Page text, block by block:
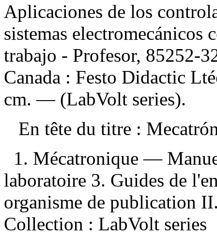
Aplicaciones de los
sistemas electromecánicos
trabajo - Profesor, 85252-
Canada : Festo Didactic
cm. — (LabVolt series).
En tête du titre :
1. Mécatronique —
laboratoire 3. Guides de
organisme de publication
Collection : LabVolt series